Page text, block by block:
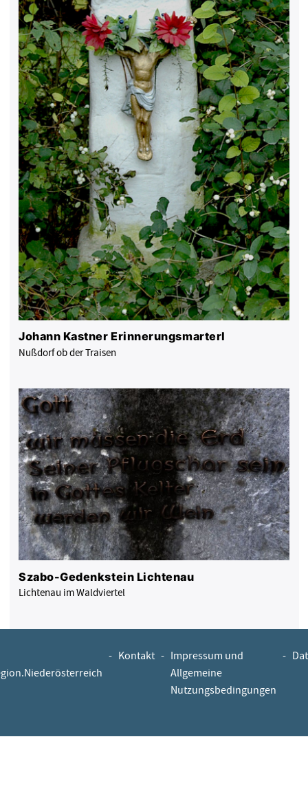
Johann Kastner Erinnerungsmarterl
Nußdorf ob der Traisen
Szabo-Gedenkstein Lichtenau
Lichtenau im Waldviertel
- Kontakt - Impressum und
Allgemeine
Nutzungsbedingungen
-